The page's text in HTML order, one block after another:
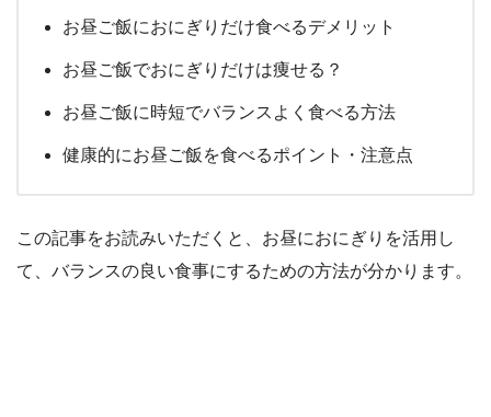
お昼ご飯におにぎりだけ食べるデメリット
お昼ご飯でおにぎりだけは痩せる？
お昼ご飯に時短でバランスよく食べる方法
健康的にお昼ご飯を食べるポイント・注意点
この記事をお読みいただくと、お昼におにぎりを活用し
て、バランスの良い食事にするための方法が分かります。